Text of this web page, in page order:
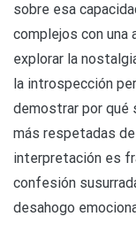
sobre esa
complejos con una
explorar la
la introspección
demostrar por qué
más respetadas
interpretación es
confesión
desahogo